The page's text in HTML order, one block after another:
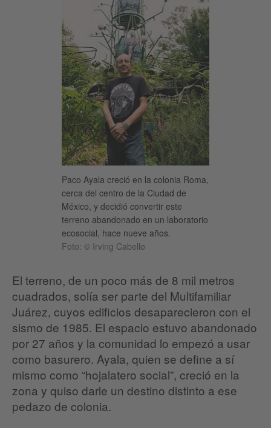
Paco Ayala creció en la colonia Roma,
cerca del centro de la Ciudad de
México, y decidió convertir este
terreno abandonado en un laboratorio
ecosocial, hace nueve años.
Foto: © Irving Cabello
El terreno, de un poco más de 8 mil metros
cuadrados, solía ser parte del Multifamiliar
Juárez, cuyos edificios desaparecieron con el
sismo de 1985. El espacio estuvo abandonado
por 27 años y la comunidad lo empezó a usar
como basurero. Ayala, quien se define a sí
mismo como “hojalatero social”, creció en la
zona y quiso darle un destino distinto a ese
pedazo de colonia.